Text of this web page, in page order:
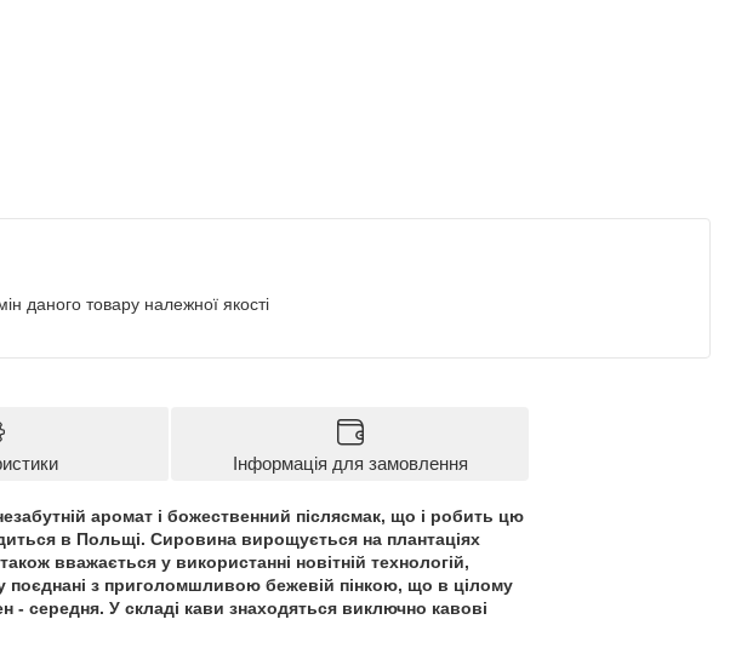
даного товару належної якості
Інформація для замовлення
аромат і божественний післясмак, що і робить цю
в Польщі. Сировина вирощується на плантаціях
вважається у використанні новітній технологій,
поєднані з приголомшливою бежевій пінкою, що в цілому
- середня. У складі кави знаходяться виключно кавові